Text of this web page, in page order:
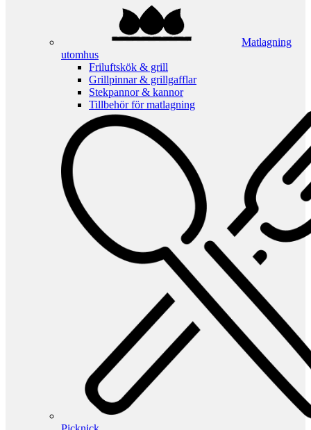
Matlagning
utomhus
Friluftskök & grill
Grillpinnar & grillgafflar
Stekpannor & kannor
Tillbehör för matlagning